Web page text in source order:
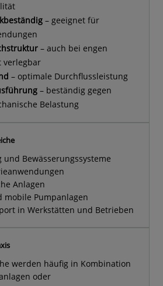
– geeignet für
– auch bei engen
verlegbar
– optimale Durchflussleistung
– beständig gegen
Belastung
und Bewässerungssysteme
Anlagen
mobile Pumpanlagen
in Werkstätten und Betrieben
werden häufig in Kombination
oder